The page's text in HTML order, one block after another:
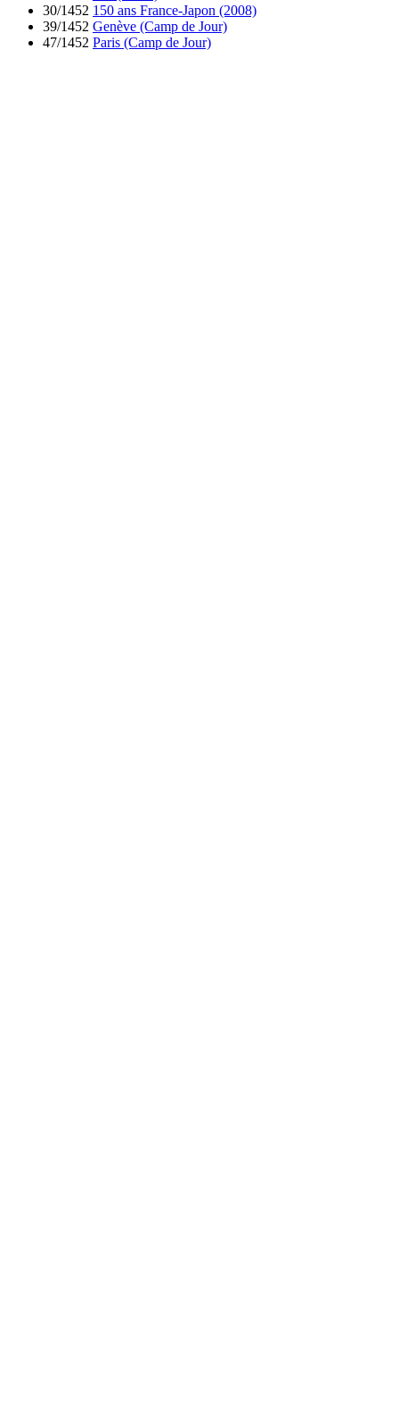
30/1452 150 ans France-Japon (2008)
39/1452 Genève (Camp de Jour)
47/1452 Paris (Camp de Jour)